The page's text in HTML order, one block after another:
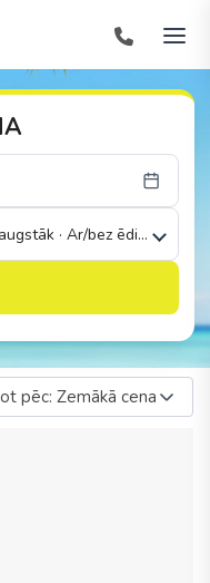
· Ar/bez ēdināšanas
pēc: Zemākā cena